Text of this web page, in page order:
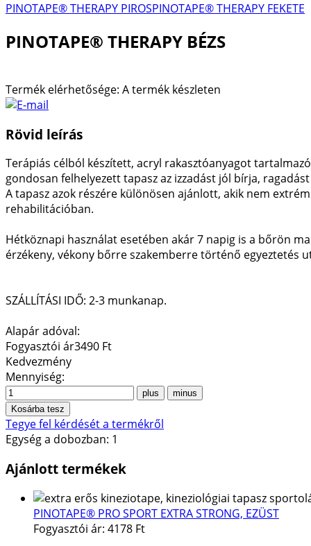
PINOTAPE® THERAPY PIROSPINOTAPE® THERAPY FEKETE
PINOTAPE® THERAPY BÉZS
Termék elérhetősége: A termék készleten
Rövid leírás
Terápiás célból készített, acryl rakasztóanyagot
gondosan felhelyezett tapasz az izzadást jól bírja,
A tapasz azok részére különösen ajánlott, akik nem
rehabilitációban.
Hétköznapi használat esetében akár 7 napig is a bőrön
érzékeny, vékony bőrre szakemberre történő egyeztetés
SZÁLLÍTÁSI IDŐ: 2-3 munkanap.
Alapár adóval:
Fogyasztói ár3490 Ft
Kedvezmény
Mennyiség:
Tegye fel kérdését a termékről
Egység a dobozban: 1
Ajánlott termékek
PINOTAPE® PRO SPORT EXTRA STRONG, EZÜST
Fogyasztói ár: 4178 Ft